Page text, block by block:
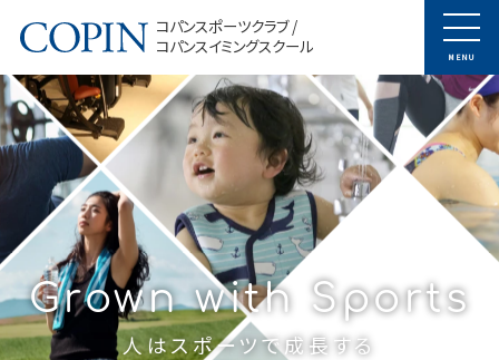
コパンスポーツクラブ /
コパンスイミングスクール
MENU
Grown with Sports
人はスポーツで成長する